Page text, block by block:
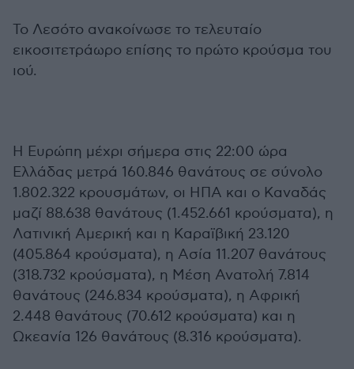
Το Λεσότο ανακοίνωσε το τελευταίο
εικοσιτετράωρο επίσης το πρώτο κρούσμα του
ιού.
Η Ευρώπη μέχρι σήμερα στις 22:00 ώρα
Ελλάδας μετρά 160.846 θανάτους σε σύνολο
1.802.322 κρουσμάτων, οι ΗΠΑ και ο Καναδάς
μαζί 88.638 θανάτους (1.452.661 κρούσματα), η
Λατινική Αμερική και η Καραϊβική 23.120
(405.864 κρούσματα), η Ασία 11.207 θανάτους
(318.732 κρούσματα), η Μέση Ανατολή 7.814
θανάτους (246.834 κρούσματα), η Αφρική
2.448 θανάτους (70.612 κρούσματα) και η
Ωκεανία 126 θανάτους (8.316 κρούσματα).